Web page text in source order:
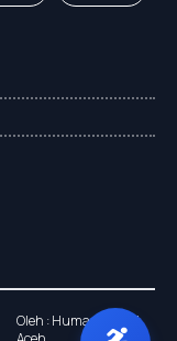
Oleh : Humas Kanwil